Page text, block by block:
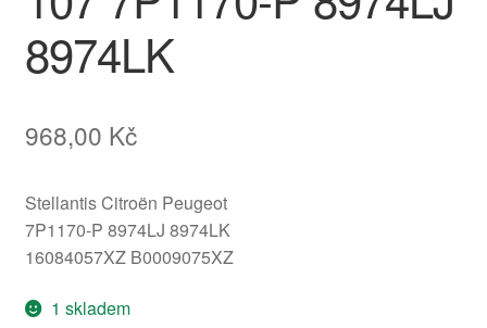
8974LK
968,00 Kč
Stellantis Citroën Peugeot
7P1170-P 8974LJ 8974LK
16084057XZ B0009075XZ
1 skladem